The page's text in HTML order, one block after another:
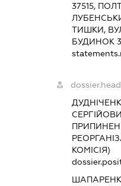
37515,
ТИШКИ,
БУДИНОК
КОМІСІЯ)